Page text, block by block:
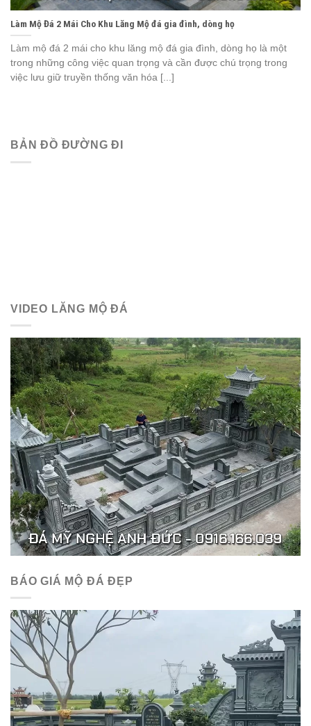
Làm Mộ Đá 2 Mái Cho Khu Lăng Mộ đá gia đình, dòng họ
Làm mộ đá 2 mái cho khu lăng mộ đá gia đình, dòng họ là một
trong những công việc quan trọng và cần được chú trọng trong
việc lưu giữ truyền thống văn hóa [...]
BẢN ĐỒ ĐƯỜNG ĐI
VIDEO LĂNG MỘ ĐÁ
BÁO GIÁ MỘ ĐÁ ĐẸP